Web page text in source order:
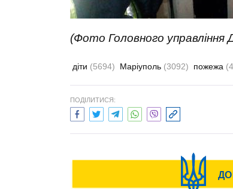
(Фото Головного управління
діти (5694) Маріуполь (3092) пожежа
ПОДІЛИТИСЯ: